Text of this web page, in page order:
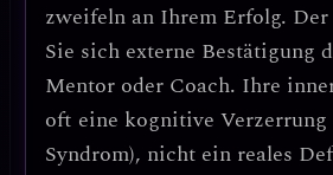
zweifeln an Ihrem Erfolg.
Sie sich externe Bestätigung
Mentor oder Coach. Ihre
oft eine kognitive
Syndrom), nicht ein reales